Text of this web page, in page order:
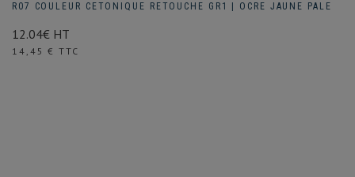
R07 COULEUR CETONIQUE RETOUCHE GR1 | OCRE JAUNE PALE
12.04€ HT
Prix
14,45 € TTC